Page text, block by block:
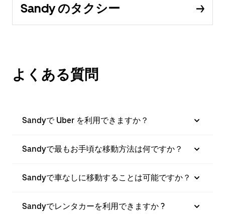
Sandy のタクシー
よくある質問
Sandyで Uber を利用できますか？
Sandyで最もお手頃な移動方法は何ですか？
Sandyで車なしに移動することは可能ですか？
Sandyでレンタカーを利用できますか ?